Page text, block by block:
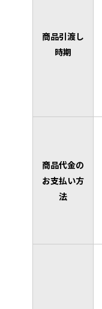
商品引渡し
時期
商品代金の
お支払い方
法